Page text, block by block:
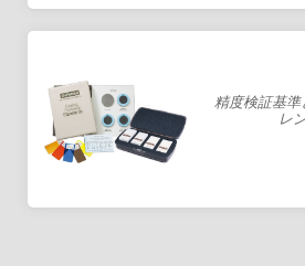
精度検証基準
レ